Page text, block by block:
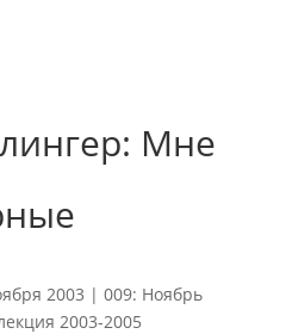
Мне
2003 | 009: Ноябрь
2003-2005